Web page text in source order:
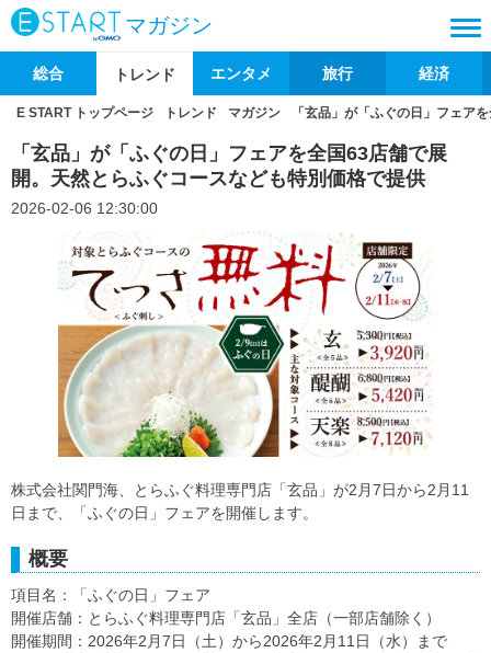
マガジン
総合 トレンド エンタメ 旅行 経済
E START トップページ トレンド マガジン 「玄品」が「ふぐの日」フェア
「玄品」が「ふぐの日」フェアを全国63店舗で展
開。天然とらふぐコースなども特別価格で提供
2026-02-06 12:30:00
株式会社関門海、とらふぐ料理専門店「玄品」が2月7日から2月11
日まで、「ふぐの日」フェアを開催します。
概要
項目名：「ふぐの日」フェア
開催店舗：とらふぐ料理専門店「玄品」全店（一部店舗除く）
開催期間：2026年2月7日（土）から2026年2月11日（水）まで